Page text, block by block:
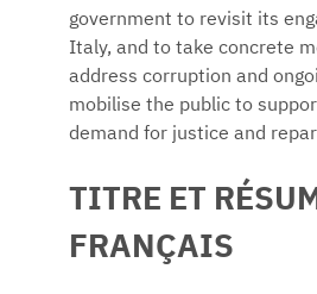
government to revisit its
Italy, and to take concrete
address corruption and
mobilise the public to
demand for justice and
TITRE ET
FRANÇAIS